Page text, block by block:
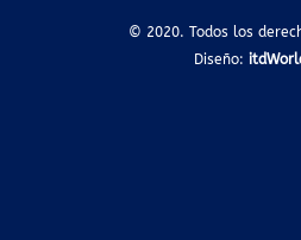
© 2020. Todos los
Diseño: